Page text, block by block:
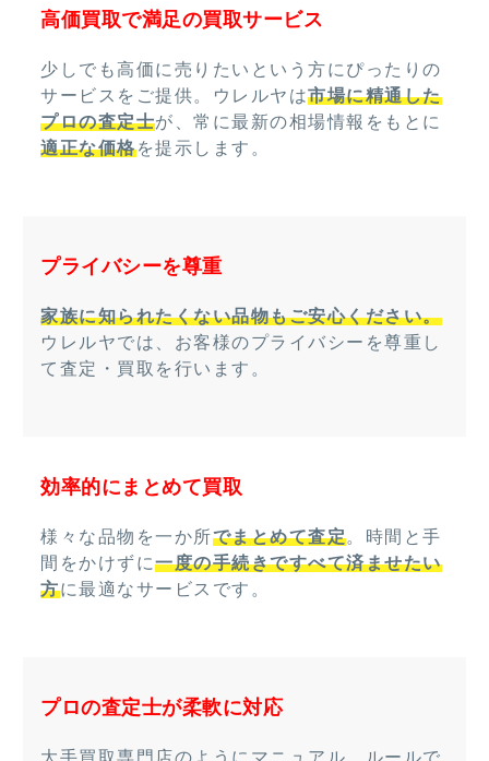
高価買取で満足の買取サービス
少しでも高価に売りたいという方にぴったりの
サービスをご提供。ウレルヤは市場に精通した
プロの査定士が、常に最新の相場情報をもとに
適正な価格を提示します。
プライバシーを尊重
家族に知られたくない品物もご安心ください。
ウレルヤでは、お客様のプライバシーを尊重し
て査定・買取を行います。
効率的にまとめて買取
様々な品物を一か所でまとめて査定。時間と手
間をかけずに一度の手続きですべて済ませたい
方に最適なサービスです。
プロの査定士が柔軟に対応
大手買取専門店のようにマニュアル、ルールで